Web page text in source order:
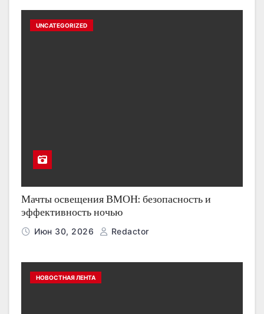
UNCATEGORIZED
Мачты освещения ВМОН: безопасность и
эффективность ночью
Июн 30, 2026 Redactor
НОВОСТНАЯ ЛЕНТА